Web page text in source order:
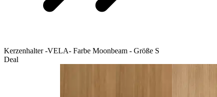
Kerzenhalter -VELA- Farbe Moonbeam - Größe S
Deal